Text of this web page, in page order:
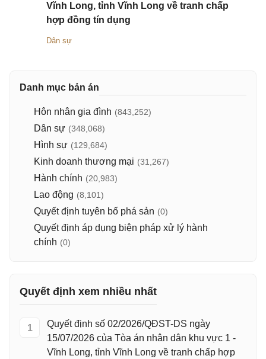
Vĩnh Long, tỉnh Vĩnh Long về tranh chấp
hợp đồng tín dụng
Dân sự
Danh mục bản án
Hôn nhân gia đình (843,252)
Dân sự (348,068)
Hình sự (129,684)
Kinh doanh thương mại (31,267)
Hành chính (20,983)
Lao động (8,101)
Quyết định tuyên bố phá sản (0)
Quyết định áp dụng biện pháp xử lý hành
chính (0)
Quyết định xem nhiều nhất
1
Quyết định số 02/2026/QĐST-DS ngày
15/07/2026 của Tòa án nhân dân khu vực 1 -
Vĩnh Long, tỉnh Vĩnh Long về tranh chấp hợp